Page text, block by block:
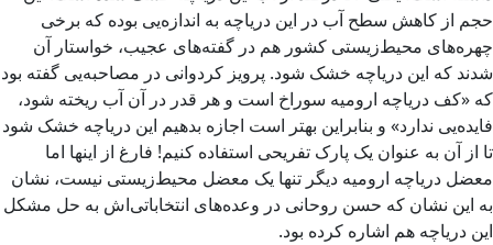
حجم از کاهش سطح آب در این دریاچه به اندازه‌یی بوده که برخی
چهره‌های محیط‌زیستی کشور هم در گفته‌های عجیب، خواستار آن
شدند که این دریاچه خشک شود. پرویز کردوانی در مصاحبه‌یی گفته بود
که «کف دریاچه ارومیه سوراخ است و هر قدر در آن آب ریخته شود،
فایده‌یی ندارد» و بنابراین بهتر است اجازه بدهیم این دریاچه خشک شود
تا از آن به عنوان یک پارک تفریحی استفاده کنیم! فارغ از اینها اما
معضل دریاچه ارومیه دیگر تنها یک معضل محیط‌زیستی نیست، نشان
به این نشان که حسن روحانی در وعده‌های انتخاباتی‌اش به حل مشکل
این دریاچه هم اشاره کرده بود.